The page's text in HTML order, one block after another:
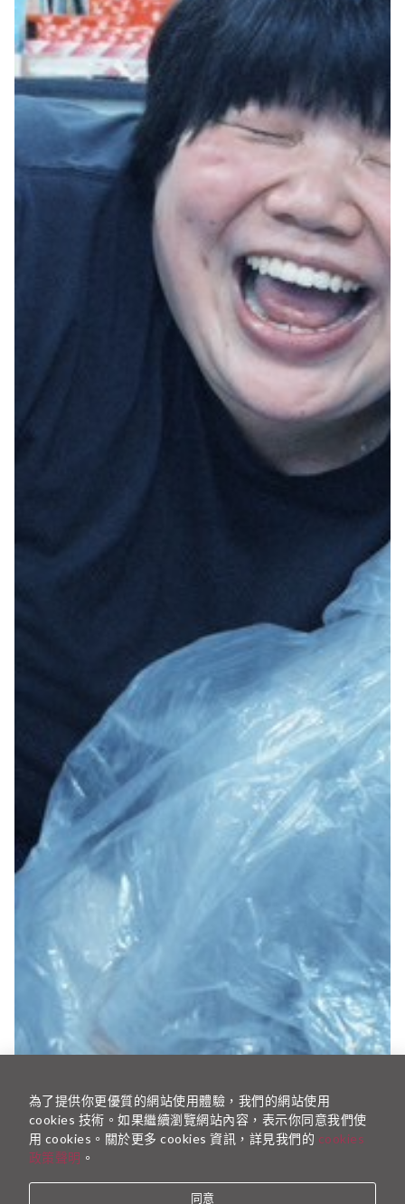
為了提供你更優質的網站使用體驗，我們的網站使用
cookies 技術。如果繼續瀏覽網站內容，表示你同意我們使
用 cookies。關於更多 cookies 資訊，詳見我們的 cookies
政策聲明 。
同意